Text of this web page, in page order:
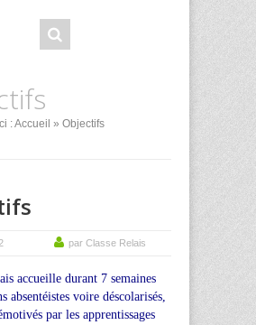
:Accueil » Objectifs
par Classe Relais
accueille durant 7 semaines
absentéistes voire déscolarisés,
par les apprentissages